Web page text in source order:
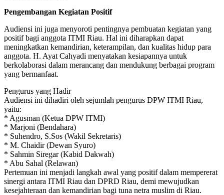
Pengembangan Kegiatan Positif
Audiensi ini juga menyoroti pentingnya pembuatan kegiatan yang
positif bagi anggota ITMI Riau. Hal ini diharapkan dapat
meningkatkan kemandirian, keterampilan, dan kualitas hidup para
anggota. H. Ayat Cahyadi menyatakan kesiapannya untuk
berkolaborasi dalam merancang dan mendukung berbagai program
yang bermanfaat.
Pengurus yang Hadir
Audiensi ini dihadiri oleh sejumlah pengurus DPW ITMI Riau,
yaitu:
* Agusman (Ketua DPW ITMI)
* Marjoni (Bendahara)
* Suhendro, S.Sos (Wakil Sekretaris)
* M. Chaidir (Dewan Syuro)
* Sahmin Siregar (Kabid Dakwah)
* Abu Sahal (Relawan)
Pertemuan ini menjadi langkah awal yang positif dalam mempererat
sinergi antara ITMI Riau dan DPRD Riau, demi mewujudkan
kesejahteraan dan kemandirian bagi tuna netra muslim di Riau.